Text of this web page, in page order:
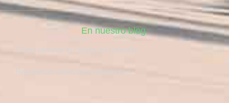
En nuestro blog
Reputación online para autónomos